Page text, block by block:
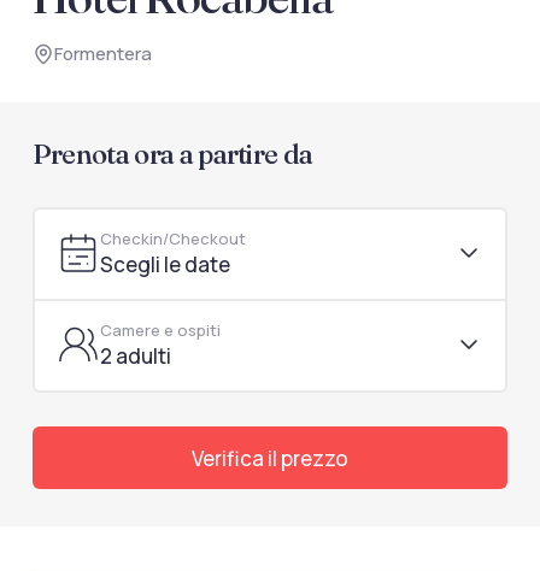
documenti di viaggio.
Formentera
Prenota ora a partire da
Checkin/Checkout
Scegli le date
Camere e ospiti
2 adulti
Verifica il prezzo